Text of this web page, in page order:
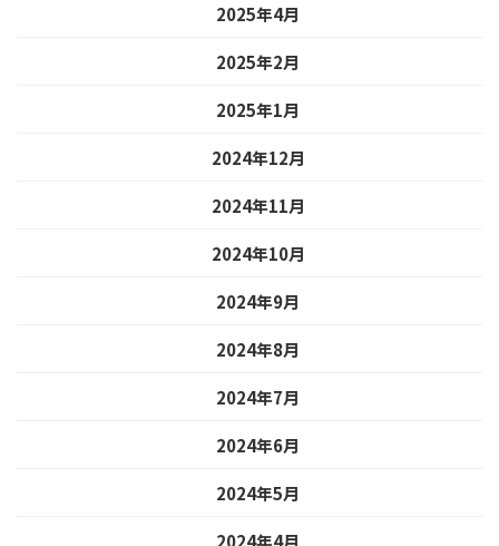
2025年4月
2025年2月
2025年1月
2024年12月
2024年11月
2024年10月
2024年9月
2024年8月
2024年7月
2024年6月
2024年5月
2024年4月